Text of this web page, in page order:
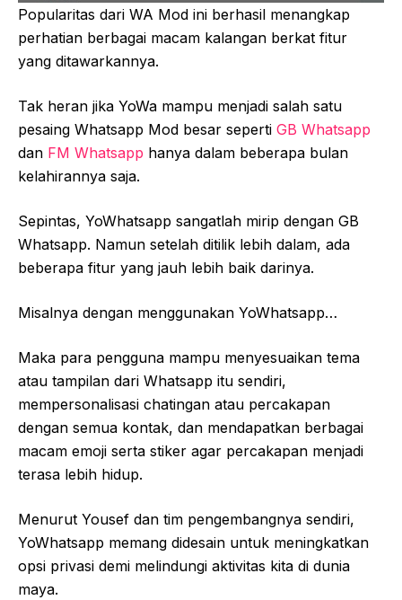
Popularitas dari WA Mod ini berhasil menangkap
perhatian berbagai macam kalangan berkat fitur
yang ditawarkannya.
Tak heran jika YoWa mampu menjadi salah satu
pesaing Whatsapp Mod besar seperti GB Whatsapp
dan FM Whatsapp hanya dalam beberapa bulan
kelahirannya saja.
Sepintas, YoWhatsapp sangatlah mirip dengan GB
Whatsapp. Namun setelah ditilik lebih dalam, ada
beberapa fitur yang jauh lebih baik darinya.
Misalnya dengan menggunakan YoWhatsapp…
Maka para pengguna mampu menyesuaikan tema
atau tampilan dari Whatsapp itu sendiri,
mempersonalisasi chatingan atau percakapan
dengan semua kontak, dan mendapatkan berbagai
macam emoji serta stiker agar percakapan menjadi
terasa lebih hidup.
Menurut Yousef dan tim pengembangnya sendiri,
YoWhatsapp memang didesain untuk meningkatkan
opsi privasi demi melindungi aktivitas kita di dunia
maya.